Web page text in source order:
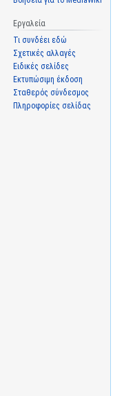
Εργαλεία
Τι συνδέει εδώ
Σχετικές αλλαγές
Ειδικές σελίδες
Εκτυπώσιμη έκδοση
Σταθερός σύνδεσμος
Πληροφορίες σελίδας